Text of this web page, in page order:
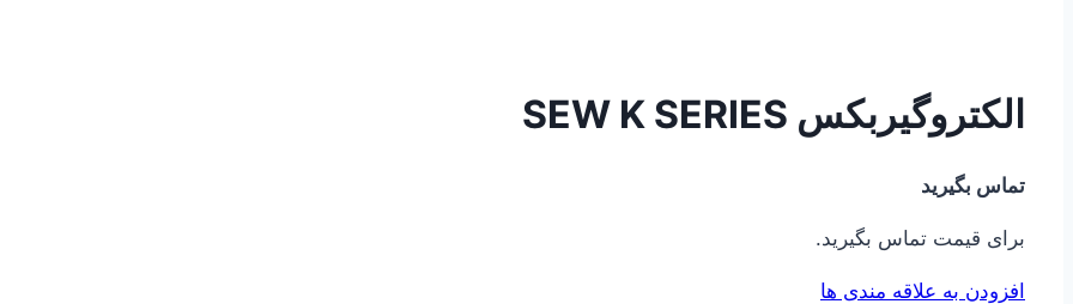
الکتروگیربکس SEW K SERIES
تماس بگیرید
برای قیمت تماس بگیرید.
افزودن به علاقه مندی ها